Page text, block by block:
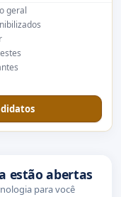
geral
estão abertas
para você